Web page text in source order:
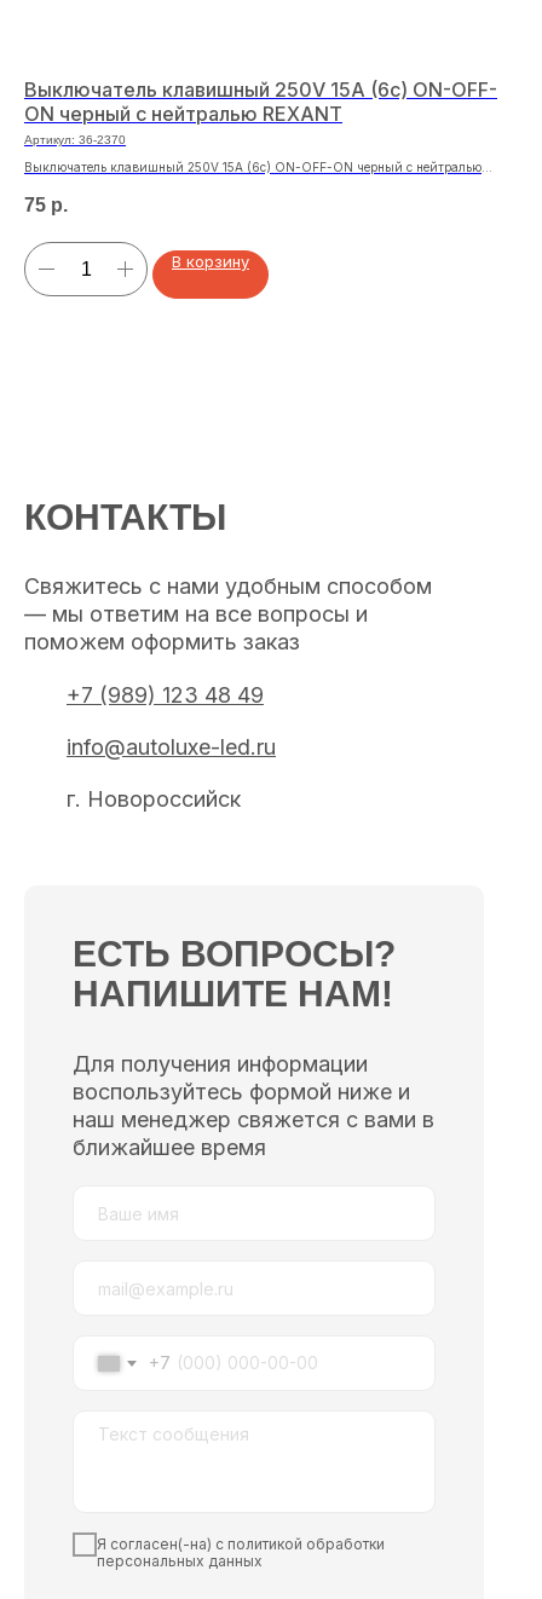
Выключатель клавишный 250V 15А (6с) ON-OFF-
ON черный с нейтралью REXANT
Артикул: 36-2370
Выключатель клавишный 250V 15А (6с) ON-OFF-ON черный с нейтралью
75 р.
В корзину
КОНТАКТЫ
ЕСТЬ ВОПРОСЫ?
НАПИШИТЕ НАМ!
Свяжитесь с нами удобным способом
— мы ответим на все вопросы и
поможем оформить заказ
Для получения информации
воспользуйтесь формой ниже и
наш менеджер свяжется с вами в
ближайшее время
+7 (989) 123 48 49
info@autoluxe-led.ru
г. Новороссийск
+7
Я согласен(-на) с политикой обработки
персональных данных